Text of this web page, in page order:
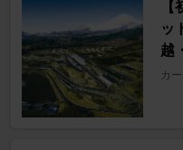
ッ
越
カ